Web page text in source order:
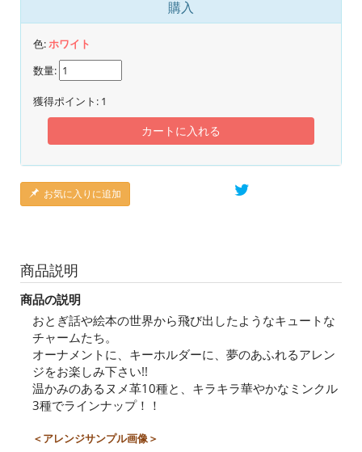
購入
色:ホワイト
数量:
獲得ポイント: 1
カートに入れる
お気に入りに追加
商品説明
商品の説明
おとぎ話や絵本の世界から飛び出したようなキュートな
チャームたち。
オーナメントに、キーホルダーに、夢のあふれるアレン
ジをお楽しみ下さい!!
温かみのあるヌメ革10種と、キラキラ華やかなミンクル
3種でラインナップ！！
＜アレンジサンプル画像＞